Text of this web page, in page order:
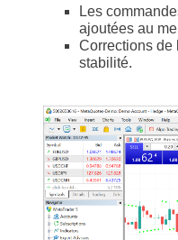
Les
ajoutées au
Corrections de
stabilité.